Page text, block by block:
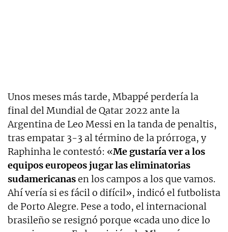
Unos meses más tarde, Mbappé perdería la
final del Mundial de Qatar 2022 ante la
Argentina de Leo Messi en la tanda de penaltis,
tras empatar 3-3 al término de la prórroga, y
Raphinha le contestó: «Me gustaría ver a los
equipos europeos jugar las eliminatorias
sudamericanasen los campos a los que vamos.
Ahí vería si es fácil o difícil», indicó el futbolista
de Porto Alegre. Pese a todo, el internacional
brasileño se resignó porque «cada uno dice lo